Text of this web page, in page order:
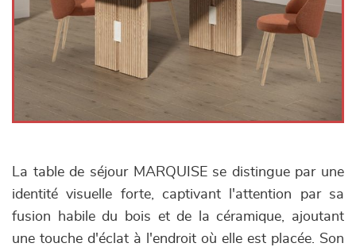
La table de séjour MARQUISE se distingue par une
identité visuelle forte, captivant l'attention par sa
fusion habile du bois et de la céramique, ajoutant
une touche d'éclat à l'endroit où elle est placée. Son